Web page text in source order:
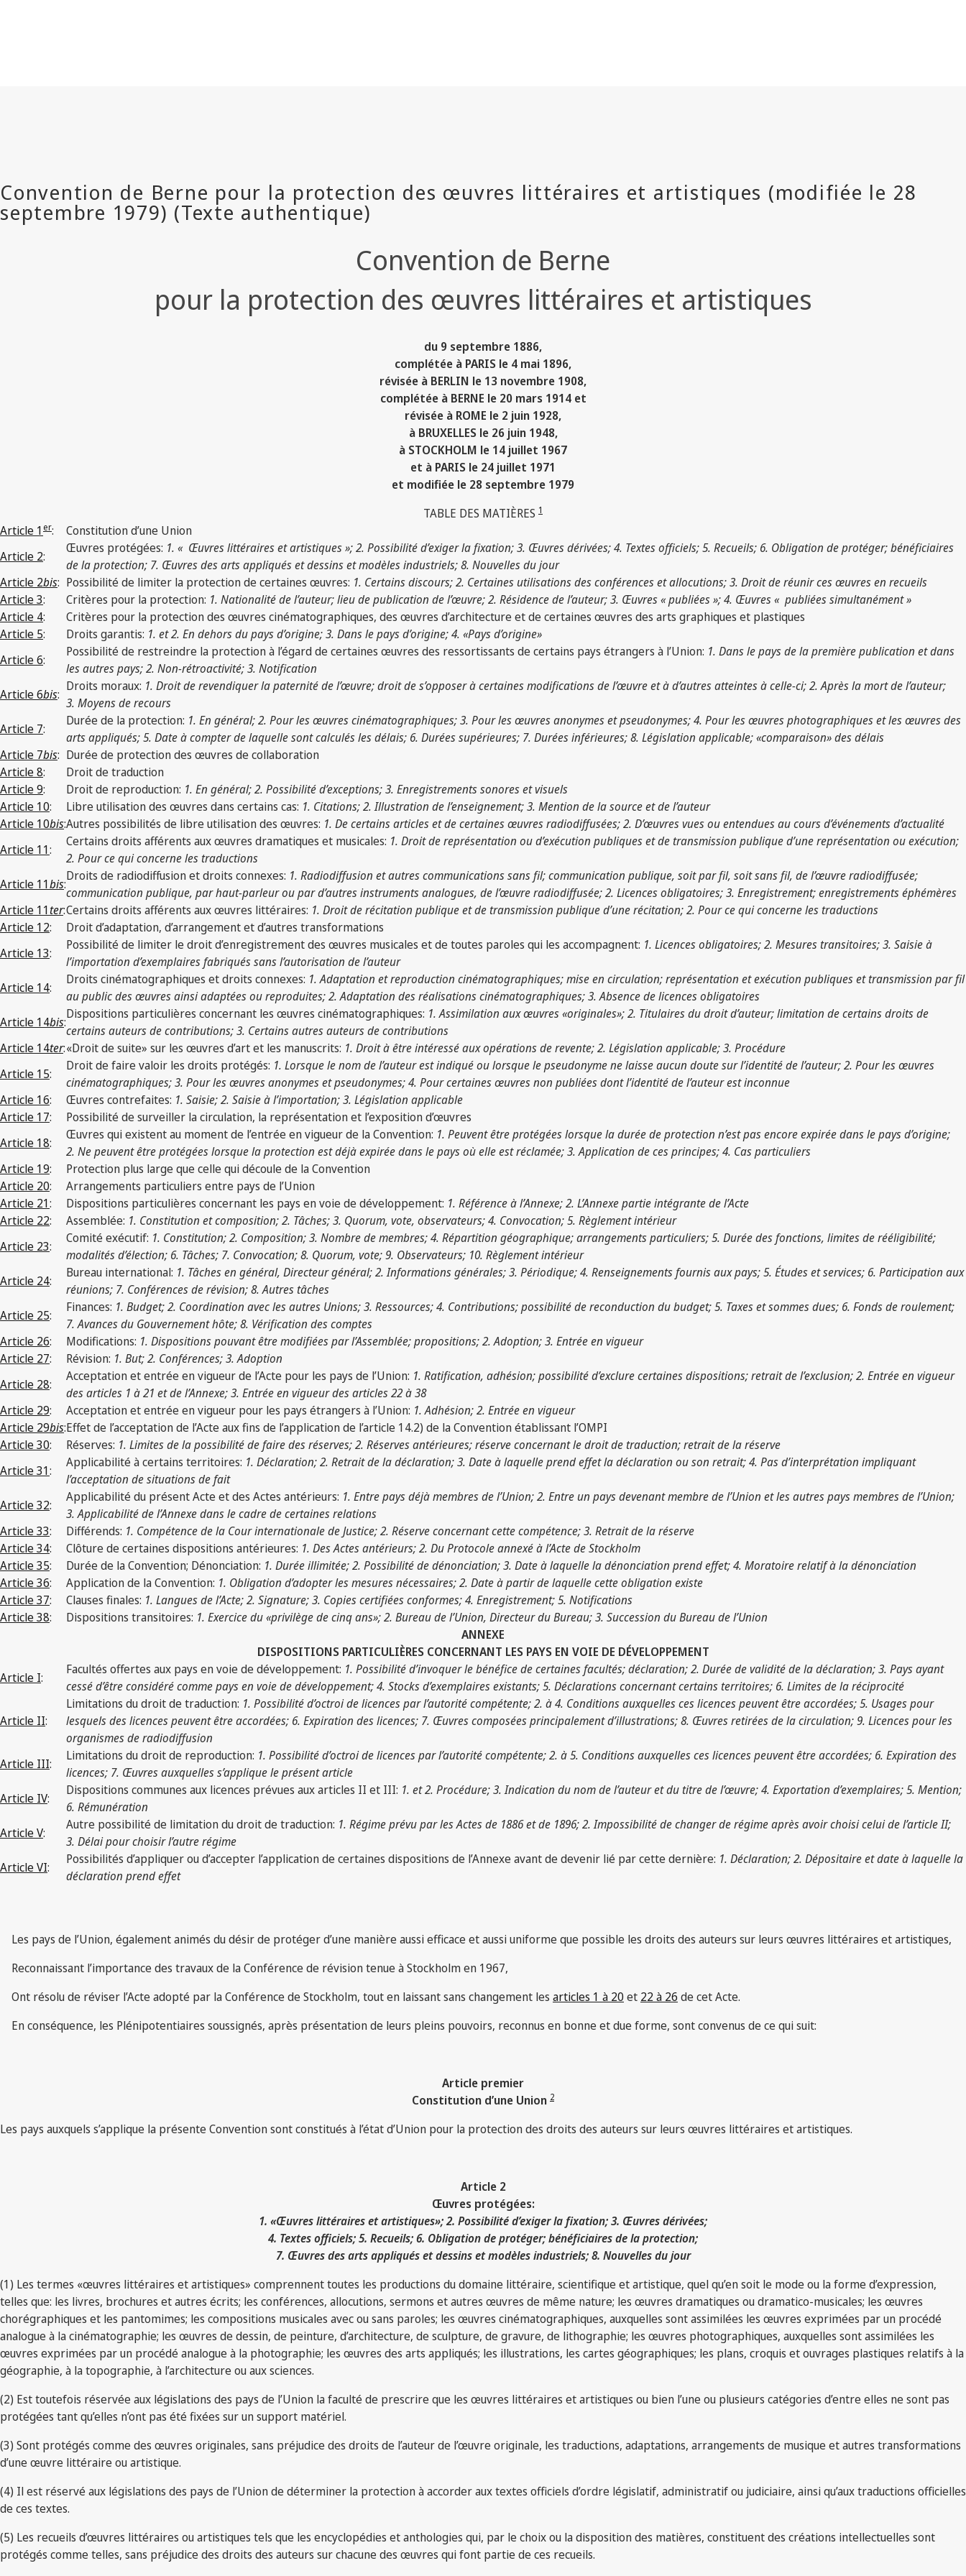
Convention de Berne
pour la protection des œuvres littéraires et artistiques
du 9 septembre 1886,
complétée à PARIS le 4 mai 1896,
révisée à BERLIN le 13 novembre 1908,
complétée à BERNE le 20 mars 1914 et
révisée à ROME le 2 juin 1928,
à BRUXELLES le 26 juin 1948,
à STOCKHOLM le 14 juillet 1967
et à PARIS le 24 juillet 1971
et modifiée le 28 septembre 1979
TABLE DES MATIÈRES 1
Article 1er:
Constitution d’une Union
Article 2:
Œuvres protégées: 1. « Œuvres littéraires et artistiques »; 2. Possibilité d’exiger la fixation; 3. Œuvres dérivées; 4. Textes officiels; 5. Recueils; 6. Obligation de protéger; bénéficiaires
de la protection; 7. Œuvres des arts appliqués et dessins et modèles industriels; 8. Nouvelles du jour
Article 2bis: Possibilité de limiter la protection de certaines œuvres: 1. Certains discours; 2. Certaines utilisations des conférences et allocutions; 3. Droit de réunir ces œuvres en recueils
Article 3: Critères pour la protection: 1. Nationalité de l’auteur; lieu de publication de l’œuvre; 2. Résidence de l’auteur; 3. Œuvres « publiées »; 4. Œuvres « publiées simultanément »
Article 4:
Critères pour la protection des œuvres cinématographiques, des œuvres d’architecture et de certaines œuvres des arts graphiques et plastiques
Article 5: Droits garantis: 1. et 2. En dehors du pays d’origine; 3. Dans le pays d’origine; 4. «Pays d’origine»
Article 6:
Possibilité de restreindre la protection à l’égard de certaines œuvres des ressortissants de certains pays étrangers à l’Union: 1. Dans le pays de la première publication et dans
les autres pays; 2. Non-rétroactivité; 3. Notification
Article 6bis:
Droits moraux: 1. Droit de revendiquer la paternité de l’œuvre; droit de s’opposer à certaines modifications de l’œuvre et à d’autres atteintes à celle-ci; 2. Après la mort de l’auteur;
3. Moyens de recours
Article 7:
Durée de la protection: 1. En général; 2. Pour les œuvres cinématographiques; 3. Pour les œuvres anonymes et pseudonymes; 4. Pour les œuvres photographiques et les œuvres des
arts appliqués; 5. Date à compter de laquelle sont calculés les délais; 6. Durées supérieures; 7. Durées inférieures; 8. Législation applicable; «comparaison» des délais
Article 7bis: Durée de protection des œuvres de collaboration
Article 8:
Droit de traduction
Article 9: Droit de reproduction: 1. En général; 2. Possibilité d’exceptions; 3. Enregistrements sonores et visuels
Article 10: Libre utilisation des œuvres dans certains cas: 1. Citations; 2. Illustration de l’enseignement; 3. Mention de la source et de l’auteur
Article 10bis:Autres possibilités de libre utilisation des œuvres: 1. De certains articles et de certaines œuvres radiodiffusées; 2. D’œuvres vues ou entendues au cours d’événements d’actualité
Article 11:
Certains droits afférents aux œuvres dramatiques et musicales: 1. Droit de représentation ou d’exécution publiques et de transmission publique d’une représentation ou exécution;
2. Pour ce qui concerne les traductions
Article 11bis:
Droits de radiodiffusion et droits connexes: 1. Radiodiffusion et autres communications sans fil; communication publique, soit par fil, soit sans fil, de l’œuvre radiodiffusée;
communication publique, par haut-parleur ou par d’autres instruments analogues, de l’œuvre radiodiffusée; 2. Licences obligatoires; 3. Enregistrement; enregistrements éphémères
Article 11ter:Certains droits afférents aux œuvres littéraires: 1. Droit de récitation publique et de transmission publique d’une récitation; 2. Pour ce qui concerne les traductions
Article 12:
Droit d’adaptation, d’arrangement et d’autres transformations
Article 13:
Possibilité de limiter le droit d’enregistrement des œuvres musicales et de toutes paroles qui les accompagnent: 1. Licences obligatoires; 2. Mesures transitoires; 3. Saisie à
l’importation d’exemplaires fabriqués sans l’autorisation de l’auteur
Article 14:
Droits cinématographiques et droits connexes: 1. Adaptation et reproduction cinématographiques; mise en circulation; représentation et exécution publiques et transmission par fil
au public des œuvres ainsi adaptées ou reproduites; 2. Adaptation des réalisations cinématographiques; 3. Absence de licences obligatoires
Article 14bis:
Dispositions particulières concernant les œuvres cinématographiques: 1. Assimilation aux œuvres «originales»; 2. Titulaires du droit d’auteur; limitation de certains droits de
certains auteurs de contributions; 3. Certains autres auteurs de contributions
Article 14ter:«Droit de suite» sur les œuvres d’art et les manuscrits: 1. Droit à être intéressé aux opérations de revente; 2. Législation applicable; 3. Procédure
Article 15:
Droit de faire valoir les droits protégés: 1. Lorsque le nom de l’auteur est indiqué ou lorsque le pseudonyme ne laisse aucun doute sur l’identité de l’auteur; 2. Pour les œuvres
cinématographiques; 3. Pour les œuvres anonymes et pseudonymes; 4. Pour certaines œuvres non publiées dont l’identité de l’auteur est inconnue
Article 16: Œuvres contrefaites: 1. Saisie; 2. Saisie à l’importation; 3. Législation applicable
Article 17:
Possibilité de surveiller la circulation, la représentation et l’exposition d’œuvres
Article 18:
Œuvres qui existent au moment de l’entrée en vigueur de la Convention: 1. Peuvent être protégées lorsque la durée de protection n’est pas encore expirée dans le pays d’origine;
2. Ne peuvent être protégées lorsque la protection est déjà expirée dans le pays où elle est réclamée; 3. Application de ces principes; 4. Cas particuliers
Article 19:
Protection plus large que celle qui découle de la Convention
Article 20:
Arrangements particuliers entre pays de l’Union
Article 21: Dispositions particulières concernant les pays en voie de développement: 1. Référence à l’Annexe; 2. L’Annexe partie intégrante de l’Acte
Article 22: Assemblée: 1. Constitution et composition; 2. Tâches; 3. Quorum, vote, observateurs; 4. Convocation; 5. Règlement intérieur
Article 23:
Comité exécutif: 1. Constitution; 2. Composition; 3. Nombre de membres; 4. Répartition géographique; arrangements particuliers; 5. Durée des fonctions, limites de rééligibilité;
modalités d’élection; 6. Tâches; 7. Convocation; 8. Quorum, vote; 9. Observateurs; 10. Règlement intérieur
Article 24:
Bureau international: 1. Tâches en général, Directeur général; 2. Informations générales; 3. Périodique; 4. Renseignements fournis aux pays; 5. Études et services; 6. Participation aux
réunions; 7. Conférences de révision; 8. Autres tâches
Article 25:
Finances: 1. Budget; 2. Coordination avec les autres Unions; 3. Ressources; 4. Contributions; possibilité de reconduction du budget; 5. Taxes et sommes dues; 6. Fonds de roulement;
7. Avances du Gouvernement hôte; 8. Vérification des comptes
Article 26: Modifications: 1. Dispositions pouvant être modifiées par l’Assemblée; propositions; 2. Adoption; 3. Entrée en vigueur
Article 27: Révision: 1. But; 2. Conférences; 3. Adoption
Article 28:
Acceptation et entrée en vigueur de l’Acte pour les pays de l’Union: 1. Ratification, adhésion; possibilité d’exclure certaines dispositions; retrait de l’exclusion; 2. Entrée en vigueur
des articles 1 à 21 et de l’Annexe; 3. Entrée en vigueur des articles 22 à 38
Article 29: Acceptation et entrée en vigueur pour les pays étrangers à l’Union: 1. Adhésion; 2. Entrée en vigueur
Article 29bis:Effet de l’acceptation de l’Acte aux fins de l’application de l’article 14.2) de la Convention établissant l’OMPI
Article 30: Réserves: 1. Limites de la possibilité de faire des réserves; 2. Réserves antérieures; réserve concernant le droit de traduction; retrait de la réserve
Article 31:
Applicabilité à certains territoires: 1. Déclaration; 2. Retrait de la déclaration; 3. Date à laquelle prend effet la déclaration ou son retrait; 4. Pas d’interprétation impliquant
l’acceptation de situations de fait
Article 32:
Applicabilité du présent Acte et des Actes antérieurs: 1. Entre pays déjà membres de l’Union; 2. Entre un pays devenant membre de l’Union et les autres pays membres de l’Union;
3. Applicabilité de l’Annexe dans le cadre de certaines relations
Article 33: Différends: 1. Compétence de la Cour internationale de Justice; 2. Réserve concernant cette compétence; 3. Retrait de la réserve
Article 34: Clôture de certaines dispositions antérieures: 1. Des Actes antérieurs; 2. Du Protocole annexé à l’Acte de Stockholm
Article 35: Durée de la Convention; Dénonciation: 1. Durée illimitée; 2. Possibilité de dénonciation; 3. Date à laquelle la dénonciation prend effet; 4. Moratoire relatif à la dénonciation
Article 36: Application de la Convention: 1. Obligation d’adopter les mesures nécessaires; 2. Date à partir de laquelle cette obligation existe
Article 37: Clauses finales: 1. Langues de l’Acte; 2. Signature; 3. Copies certifiées conformes; 4. Enregistrement; 5. Notifications
Article 38: Dispositions transitoires: 1. Exercice du «privilège de cinq ans»; 2. Bureau de l’Union, Directeur du Bureau; 3. Succession du Bureau de l’Union
ANNEXE
DISPOSITIONS PARTICULIÈRES CONCERNANT LES PAYS EN VOIE DE DÉVELOPPEMENT
Article I:
Facultés offertes aux pays en voie de développement: 1. Possibilité d’invoquer le bénéfice de certaines facultés; déclaration; 2. Durée de validité de la déclaration; 3. Pays ayant
cessé d’être considéré comme pays en voie de développement; 4. Stocks d’exemplaires existants; 5. Déclarations concernant certains territoires; 6. Limites de la réciprocité
Article II:
Limitations du droit de traduction: 1. Possibilité d’octroi de licences par l’autorité compétente; 2. à 4. Conditions auxquelles ces licences peuvent être accordées; 5. Usages pour
lesquels des licences peuvent être accordées; 6. Expiration des licences; 7. Œuvres composées principalement d’illustrations; 8. Œuvres retirées de la circulation; 9. Licences pour les
organismes de radiodiffusion
Article III:
Limitations du droit de reproduction: 1. Possibilité d’octroi de licences par l’autorité compétente; 2. à 5. Conditions auxquelles ces licences peuvent être accordées; 6. Expiration des
licences; 7. Œuvres auxquelles s’applique le présent article
Article IV:
Dispositions communes aux licences prévues aux articles II et III: 1. et 2. Procédure; 3. Indication du nom de l’auteur et du titre de l’œuvre; 4. Exportation d’exemplaires; 5. Mention;
6. Rémunération
Article V:
Autre possibilité de limitation du droit de traduction: 1. Régime prévu par les Actes de 1886 et de 1896; 2. Impossibilité de changer de régime après avoir choisi celui de l’article II;
3. Délai pour choisir l’autre régime
Article VI:
Possibilités d’appliquer ou d’accepter l’application de certaines dispositions de l’Annexe avant de devenir lié par cette dernière: 1. Déclaration; 2. Dépositaire et date à laquelle la
déclaration prend effet
Les pays de l’Union, également animés du désir de protéger d’une manière aussi efficace et aussi uniforme que possible les droits des auteurs sur leurs œuvres littéraires et artistiques,
Reconnaissant l’importance des travaux de la Conférence de révision tenue à Stockholm en 1967,
Ont résolu de réviser l’Acte adopté par la Conférence de Stockholm, tout en laissant sans changement les articles 1 à 20et 22 à 26 de cet Acte.
En conséquence, les Plénipotentiaires soussignés, après présentation de leurs pleins pouvoirs, reconnus en bonne et due forme, sont convenus de ce qui suit:
Article premier
Constitution d’une Union 2
Les pays auxquels s’applique la présente Convention sont constitués à l’état d’Union pour la protection des droits des auteurs sur leurs œuvres littéraires et artistiques.
Article 2
Œuvres protégées:
1. «Œuvres littéraires et artistiques»; 2. Possibilité d’exiger la fixation; 3. Œuvres dérivées;
4. Textes officiels; 5. Recueils; 6. Obligation de protéger; bénéficiaires de la protection;
7. Œuvres des arts appliqués et dessins et modèles industriels; 8. Nouvelles du jour
(1) Les termes «œuvres littéraires et artistiques» comprennent toutes les productions du domaine littéraire, scientifique et artistique, quel qu’en soit le mode ou la forme d’expression,
telles que: les livres, brochures et autres écrits; les conférences, allocutions, sermons et autres œuvres de même nature; les œuvres dramatiques ou dramatico-musicales; les œuvres
chorégraphiques et les pantomimes; les compositions musicales avec ou sans paroles; les œuvres cinématographiques, auxquelles sont assimilées les œuvres exprimées par un procédé
analogue à la cinématographie; les œuvres de dessin, de peinture, d’architecture, de sculpture, de gravure, de lithographie; les œuvres photographiques, auxquelles sont assimilées les
œuvres exprimées par un procédé analogue à la photographie; les œuvres des arts appliqués; les illustrations, les cartes géographiques; les plans, croquis et ouvrages plastiques relatifs à la
géographie, à la topographie, à l’architecture ou aux sciences.
(2) Est toutefois réservée aux législations des pays de l’Union la faculté de prescrire que les œuvres littéraires et artistiques ou bien l’une ou plusieurs catégories d’entre elles ne sont pas
protégées tant qu’elles n’ont pas été fixées sur un support matériel.
(3) Sont protégés comme des œuvres originales, sans préjudice des droits de l’auteur de l’œuvre originale, les traductions, adaptations, arrangements de musique et autres transformations
d’une œuvre littéraire ou artistique.
(4) Il est réservé aux législations des pays de l’Union de déterminer la protection à accorder aux textes officiels d’ordre législatif, administratif ou judiciaire, ainsi qu’aux traductions officielles
de ces textes.
(5) Les recueils d’œuvres littéraires ou artistiques tels que les encyclopédies et anthologies qui, par le choix ou la disposition des matières, constituent des créations intellectuelles sont
protégés comme telles, sans préjudice des droits des auteurs sur chacune des œuvres qui font partie de ces recueils.